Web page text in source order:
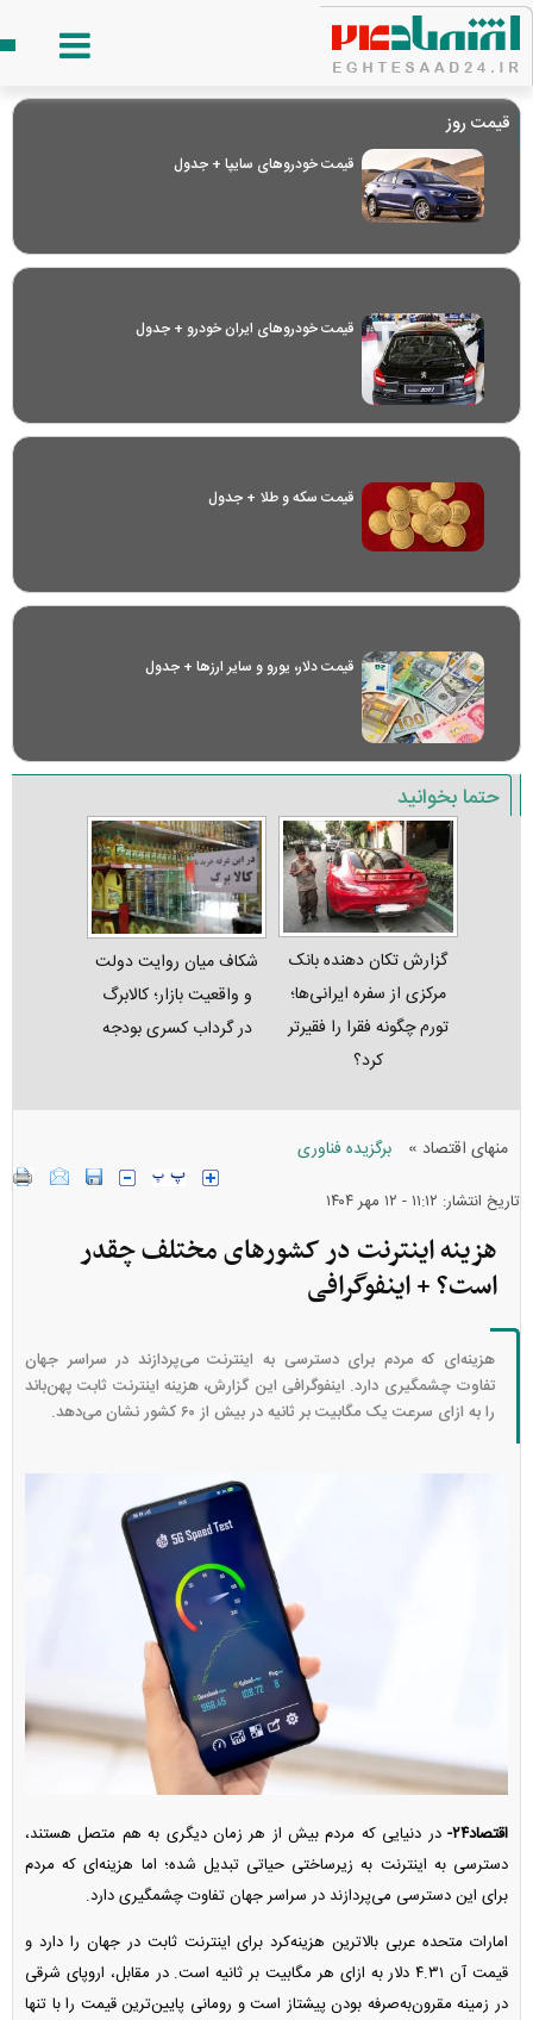
قیمت روز
قیمت خودرو‌های سایپا + جدول
قیمت خودرو‌های ایران خودرو + جدول
قیمت سکه و طلا + جدول
قیمت دلار، یورو و سایر ارز‌ها + جدول
حتما بخوانید
گزارش تکان‌ دهنده بانک
مرکزی از سفره ایرانی‌ها؛
تورم چگونه فقرا را فقیرتر
کرد؟
شکاف میان روایت دولت
و واقعیت بازار؛ کالابرگ
در گرداب کسری بودجه
منهای اقتصاد » برگزیده فناوری
تاریخ انتشار: ۱۱:۱۲ - ۱۲ مهر ۱۴۰۴
هزینه اینترنت در کشورهای مختلف چقدر
است؟ + اینفوگرافی
هزینه‌ای که مردم برای دسترسی به اینترنت می‌پردازند در سراسر جهان
تفاوت چشمگیری دارد. اینفوگرافی این گزارش، هزینه اینترنت ثابت پهن‌باند
را به ازای سرعت یک مگابیت بر ثانیه در بیش از ۶۰ کشور نشان می‌دهد.
اقتصاد۲۴-
در دنیایی که مردم بیش از هر زمان دیگری به هم متصل هستند،
دسترسی به اینترنت به زیرساختی حیاتی تبدیل شده؛ اما هزینه‌ای که مردم
برای این دسترسی می‌پردازند در سراسر جهان تفاوت چشمگیری دارد.
امارات متحده عربی بالاترین هزینه‌کرد برای اینترنت ثابت در جهان را دارد و
قیمت آن ۴.۳۱ دلار به ازای هر مگابیت بر ثانیه است. در مقابل، اروپای شرقی
در زمینه مقرون‌به‌صرفه بودن پیشتاز است و رومانی پایین‌ترین قیمت را با تنها